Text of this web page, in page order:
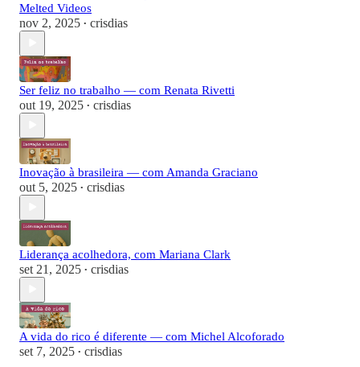
Melted Videos
nov 2, 2025 • crisdias
Ser feliz no trabalho — com Renata Rivetti
out 19, 2025 • crisdias
Inovação à brasileira — com Amanda Graciano
out 5, 2025 • crisdias
Liderança acolhedora, com Mariana Clark
set 21, 2025 • crisdias
A vida do rico é diferente — com Michel Alcoforado
set 7, 2025 • crisdias